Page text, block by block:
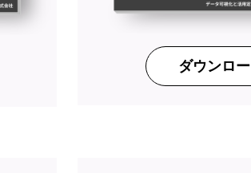
ダウンロ